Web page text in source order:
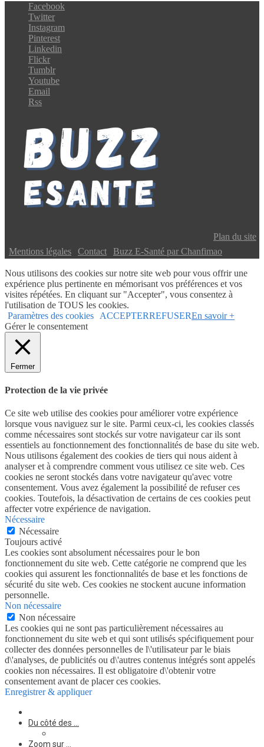
Facebook
Twitter
Instagram
Pinterest
Linkedin
Flickr
Tumblr
Youtube
Email
Rss
Plan du site
Mentions légales Contact Buzz E-Santé par Chanfimao
Nous utilisons des cookies sur notre site web pour vous offrir une
expérience plus pertinente en mémorisant vos préférences et vos
visites répétées. En cliquant sur "Accepter", vous consentez à
l'utilisation de TOUS les cookies.
Paramètres des cookies
ACCEPTERREFUSEREn savoir +
Gérer le consentement
Fermer
Protection de la vie privée
Ce site web utilise des cookies pour améliorer votre expérience
lorsque vous naviguez sur le site. Parmi ceux-ci, les cookies classés
comme nécessaires sont stockés sur votre navigateur car ils sont
essentiels au fonctionnement des fonctionnalités de base du site web.
Nous utilisons également des cookies de tiers qui nous aident à
analyser et à comprendre comment vous utilisez ce site web. Ces
cookies ne seront stockés dans votre navigateur qu'avec votre
consentement. Vous avez également la possibilité de refuser ces
cookies. Toutefois, la désactivation de certains de ces cookies peut
affecter votre expérience de navigation.
Nécessaire
Nécessaire
Toujours activé
Les cookies sont absolument nécessaires pour le bon
fonctionnement du site web. Cette catégorie ne comprend que les
cookies qui assurent les fonctionnalités de base et les fonctions de
sécurité du site web. Ces cookies ne stockent aucune information
personnelle.
Non nécessaire
Non nécessaire
Les cookies qui ne sont pas particulièrement nécessaires au
fonctionnement du site web et qui sont utilisés spécifiquement pour
collecter des données personnelles de l\'utilisateur par le biais
d\'analyses, de publicités ou d\'autres contenus intégrés sont appelés
cookies non nécessaires. Il est obligatoire d\'obtenir votre
consentement avant de placer ces cookies.
Enregistrer & appliquer
Du côté des …
Zoom sur …